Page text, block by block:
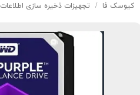
کیوسک‌ فا تجهیزات ذخیره سازی اطلاعات